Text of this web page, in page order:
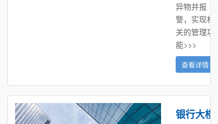
异物并报
警，实现相
关的管理功
能>>>
查看详情
银行大楼